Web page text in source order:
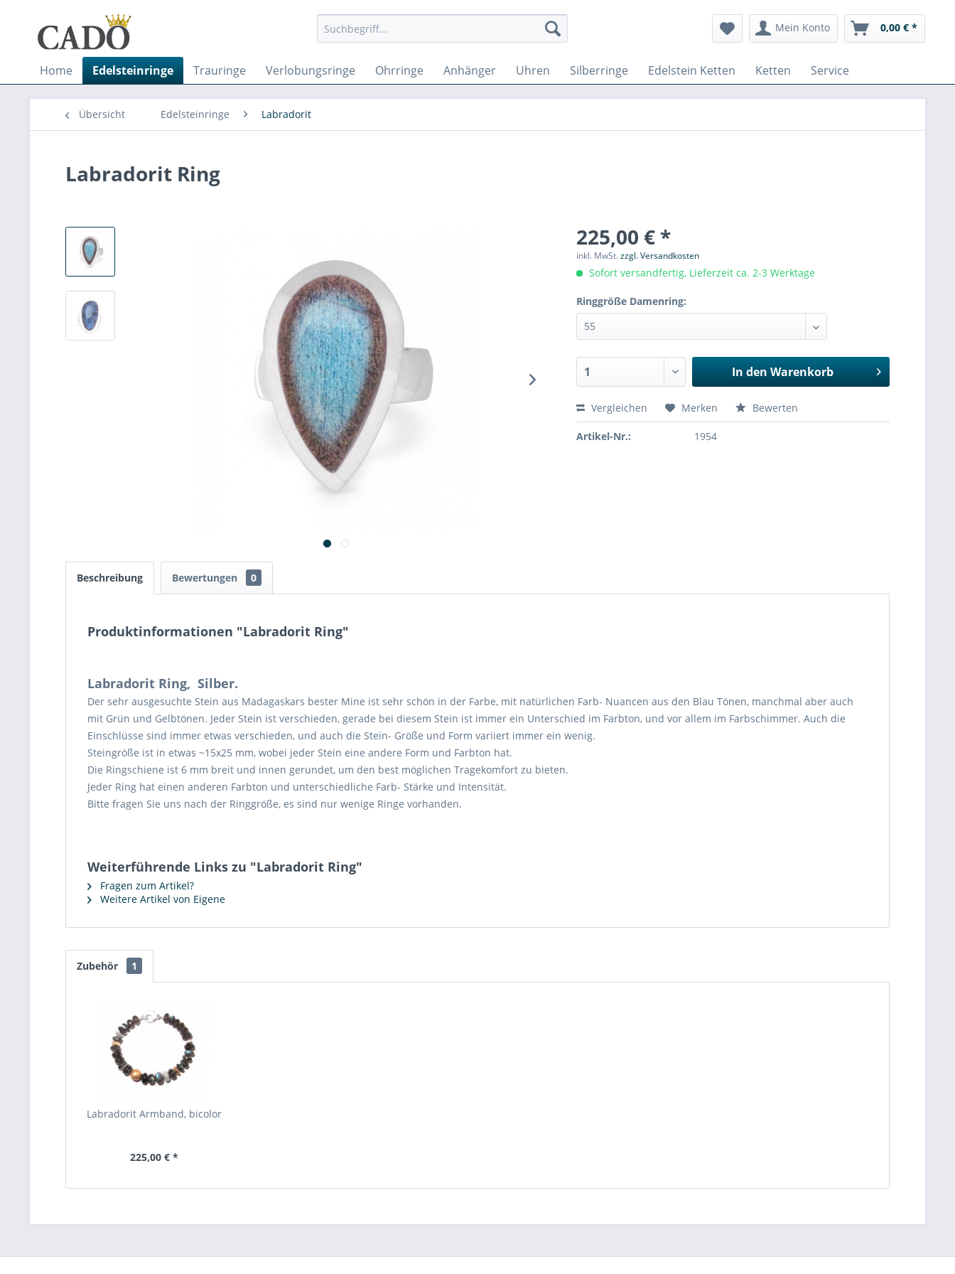
Mein Konto 0,00 € *
Home Edelsteinringe Trauringe Verlobungsringe Ohrringe Anhänger Uhren Silberringe Edelstein Ketten Ketten Service
Übersicht Edelsteinringe Labradorit
Labradorit Ring
225,00 € *
inkl. MwSt.zzgl. Versandkosten
Sofort versandfertig, Lieferzeit ca. 2-3 Werktage
Ringgröße Damenring:
In den Warenkorb
Vergleichen Merken Bewerten
Artikel-Nr.: 1954
Beschreibung Bewertungen 0
Produktinformationen "Labradorit Ring"
Labradorit Ring, Silber.
Der sehr ausgesuchte Stein aus Madagaskars bester Mine ist sehr schön in der Farbe, mit natürlichen Farb- Nuancen aus den Blau Tönen, manchmal aber auch
mit Grün und Gelbtönen. Jeder Stein ist verschieden, gerade bei diesem Stein ist immer ein Unterschied im Farbton, und vor allem im Farbschimmer. Auch die
Einschlüsse sind immer etwas verschieden, und auch die Stein- Größe und Form variiert immer ein wenig.
Steingröße ist in etwas ~15x25 mm, wobei jeder Stein eine andere Form und Farbton hat.
Die Ringschiene ist 6 mm breit und innen gerundet, um den best möglichen Tragekomfort zu bieten.
Jeder Ring hat einen anderen Farbton und unterschiedliche Farb- Stärke und Intensität.
Bitte fragen Sie uns nach der Ringgröße, es sind nur wenige Ringe vorhanden.
Weiterführende Links zu "Labradorit Ring"
Fragen zum Artikel?
Weitere Artikel von Eigene
Zubehör 1
Labradorit Armband, bicolor
225,00 € *